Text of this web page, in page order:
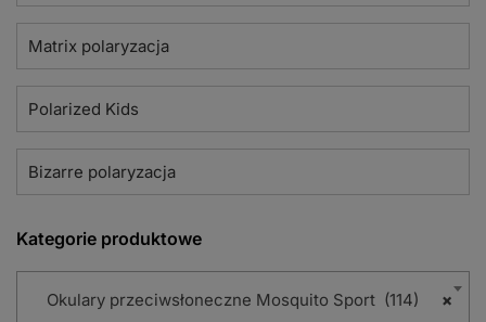
Matrix polaryzacja
Polarized Kids
Bizarre polaryzacja
Kategorie produktowe
×
Okulary przeciwsłoneczne Mosquito Sport (114)